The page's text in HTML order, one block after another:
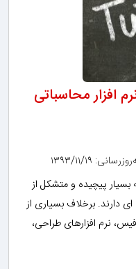
افزار محاسباتی
۱۳۹۳/۱۱/۱۹
بسیار پیچیده و متشکل از
دارند. برخلاف بسیاری از
نرم افزارهای طراحی،